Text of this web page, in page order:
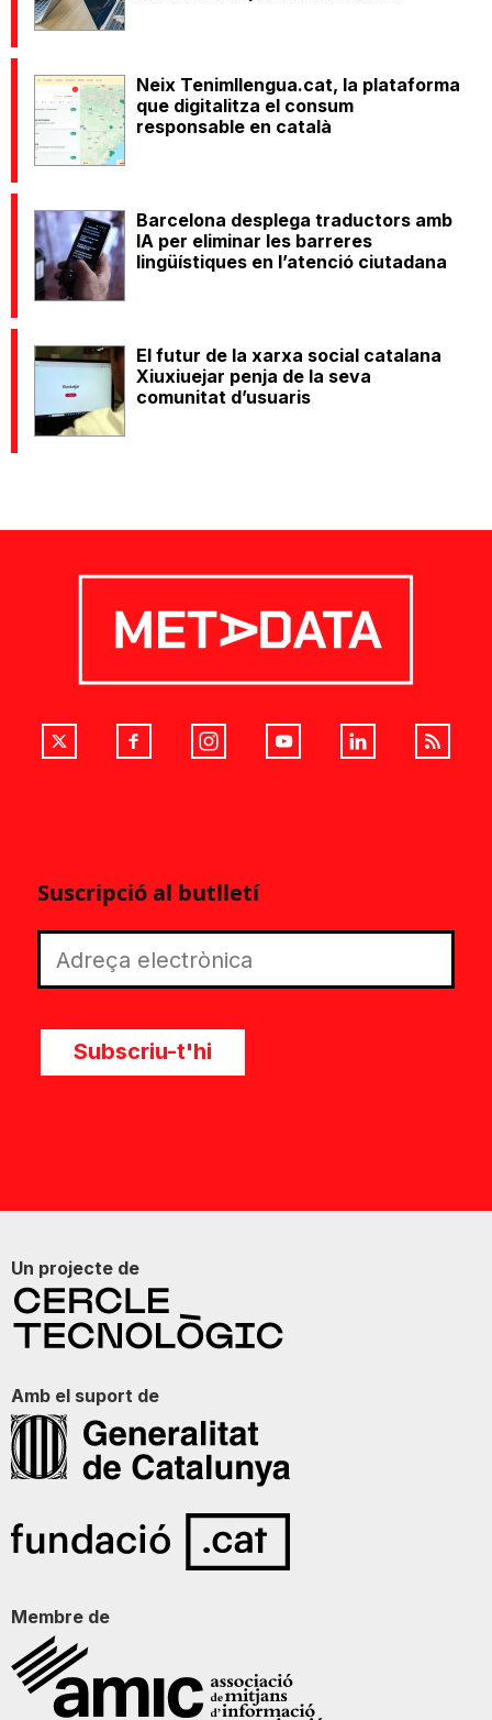
Neix Tenimllengua.cat, la plataforma
que digitalitza el consum
responsable en català
Barcelona desplega traductors amb
IA per eliminar les barreres
lingüístiques en l’atenció ciutadana
El futur de la xarxa social catalana
Xiuxiuejar penja de la seva
comunitat d’usuaris
Suscripció al butlletí
Subscriu-t'hi
Un projecte de
Amb el suport de
Membre de